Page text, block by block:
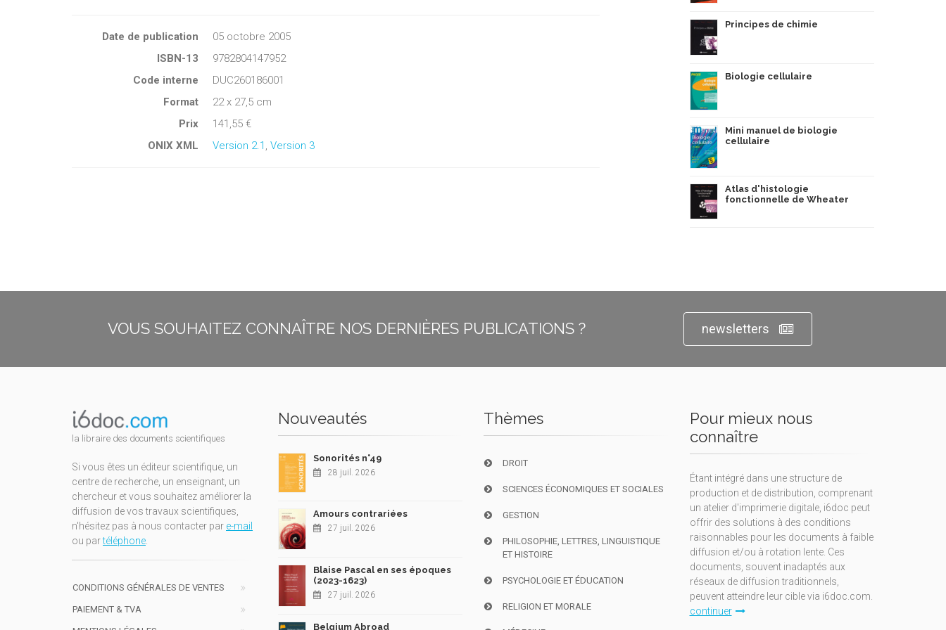
Date de publication
05 octobre 2005
ISBN-13
9782804147952
Code interne
DUC260186001
Format
22 x 27,5 cm
Prix
141,55 €
ONIX XML
Version 2.1 Version 3
Principes de chimie
Biologie cellulaire
Mini manuel de biologie
cellulaire
Atlas d'histologie
fonctionnelle de Wheater
VOUS SOUHAITEZ CONNAÎTRE NOS DERNIÈRES PUBLICATIONS ? newsletters
la libraire des documents scientifiques
Si vous êtes un éditeur scientifique, un
centre de recherche, un enseignant, un
chercheur et vous souhaitez améliorer la
diffusion de vos travaux scientifiques,
n'hésitez pas à nous contacter par e-mail
ou partéléphone
CONDITIONS GÉNÉRALES DE VENTES
PAIEMENT & TVA
Nouveautés
Sonorités n°49
28 juil. 2026
Amours contrariées
27 juil. 2026
Blaise Pascal en ses époques
(2023-1623)
27 juil. 2026
Belgium Abroad
Thèmes
DROIT
SCIENCES ÉCONOMIQUES ET SOCIALES
GESTION
PHILOSOPHIE, LETTRES, LINGUISTIQUE
ET HISTOIRE
PSYCHOLOGIE ET ÉDUCATION
RELIGION ET MORALE
Pour mieux nous
connaître
Étant intégré dans une structure de
production et de distribution, comprenant
un atelier d'imprimerie digitale, i6doc peut
offrir des solutions à des conditions
raisonnables pour les documents à faible
diffusion et/ou à rotation lente. Ces
documents, souvent inadaptés aux
réseaux de diffusion traditionnels,
peuvent atteindre leur cible via i6doc.com.
continuer